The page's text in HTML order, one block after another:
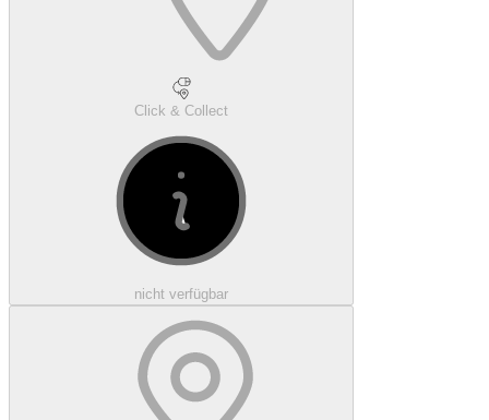
Click & Collect
nicht verfügbar